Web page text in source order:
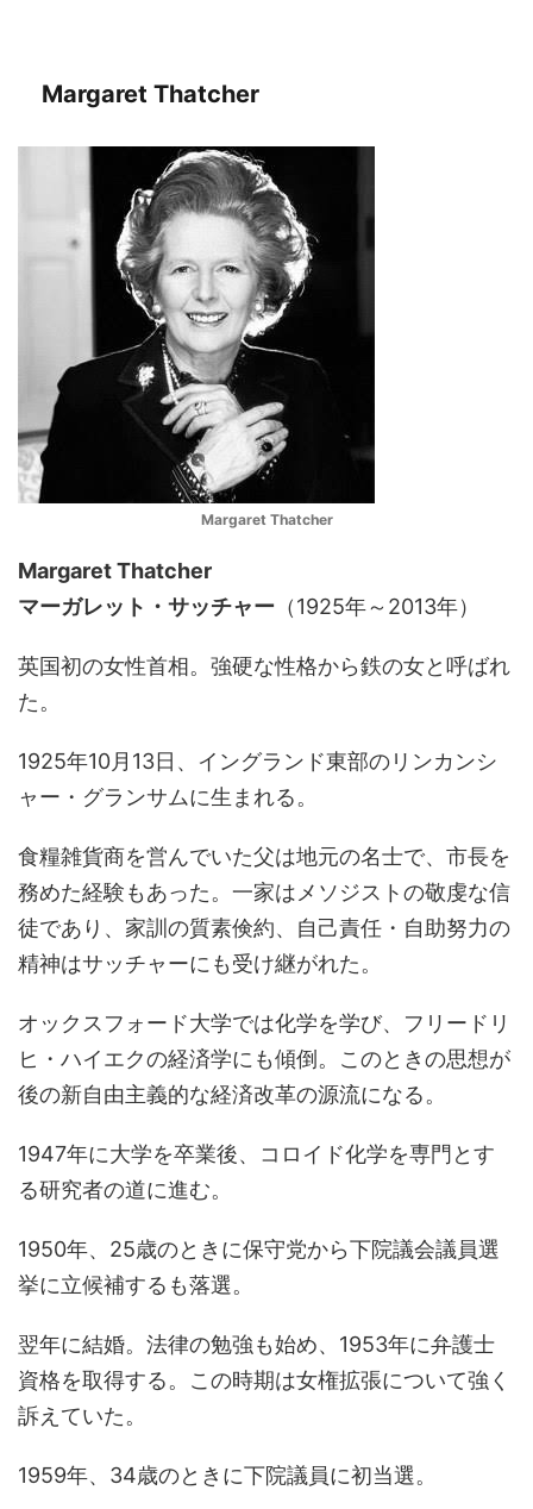
Margaret Thatcher
Margaret Thatcher
Margaret Thatcher
マーガレット・サッチャー （1925年～2013年）
英国初の女性首相。強硬な性格から鉄の女と呼ばれ
た。
1925年10月13日、イングランド東部のリンカンシ
ャー・グランサムに生まれる。
食糧雑貨商を営んでいた父は地元の名士で、市長を
務めた経験もあった。一家はメソジストの敬虔な信
徒であり、家訓の質素倹約、自己責任・自助努力の
精神はサッチャーにも受け継がれた。
オックスフォード大学では化学を学び、フリードリ
ヒ・ハイエクの経済学にも傾倒。このときの思想が
後の新自由主義的な経済改革の源流になる。
1947年に大学を卒業後、コロイド化学を専門とす
る研究者の道に進む。
1950年、25歳のときに保守党から下院議会議員選
挙に立候補するも落選。
翌年に結婚。法律の勉強も始め、1953年に弁護士
資格を取得する。この時期は女権拡張について強く
訴えていた。
1959年、34歳のときに下院議員に初当選。